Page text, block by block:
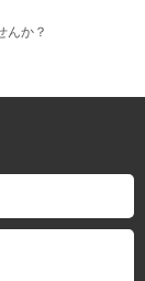
んか？